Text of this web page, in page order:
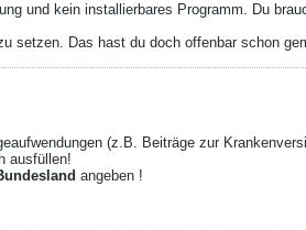
und kein installierbares Programm. Du
setzen. Das hast du doch offenbar schon
(z.B. Beiträge zur
ausfüllen!
angeben !